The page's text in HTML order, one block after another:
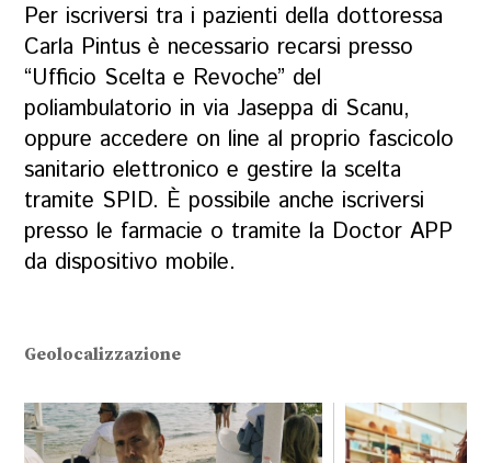
Per iscriversi tra i pazienti della dottoressa
Carla Pintus è necessario recarsi presso
“Ufficio Scelta e Revoche” del
poliambulatorio in via Jaseppa di Scanu,
oppure accedere on line al proprio fascicolo
sanitario elettronico e gestire la scelta
tramite SPID. È possibile anche iscriversi
presso le farmacie o tramite la Doctor APP
da dispositivo mobile.
Geolocalizzazione